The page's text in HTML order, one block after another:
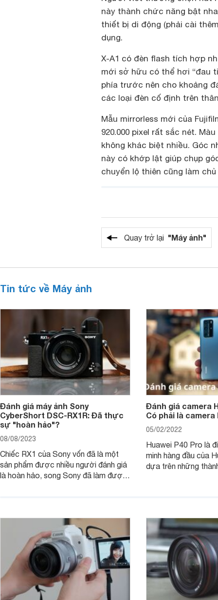
này thành chức năng bật
thiết bị di động (phải cài
dụng.
X-A1 có đèn flash tích hợp
mới sở hữu có thể hơi “đau
phía trước nên cho khoảng
các loại đèn cố định trên
Mẫu mirrorless mới của
920.000 pixel rất sắc nét.
không khác biệt nhiều. Góc
này có khớp lật giúp chụp
chuyển lộ thiên cũng làm
Quay trở lại "Máy ảnh"
Tin tức về Máy ảnh
Đánh giá máy ảnh Sony
CyberShort DSC-RX1R: Đã thực
sự "hoàn hảo"?
08/08/2023
Chiếc RX1 của Sony vốn đã là một
sản phẩm được nhiều người đánh giá
là hoàn hảo, song Sony đã làm được
xử lý ảnh JPEG.
Đánh giá camera
Có phải là
05/02/2022
Huawei P40 Pro là
minh hàng đầu của
dựa trên những
Pro đem đến những